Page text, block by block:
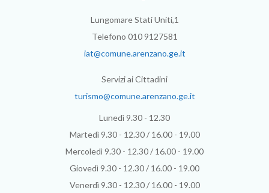
Lungomare Stati Uniti,1
Telefono 010 9127581
iat@comune.arenzano.ge.it
Servizi ai Cittadini
turismo@comune.arenzano.ge.it
Lunedì 9.30 - 12.30
Martedì 9.30 - 12.30 / 16.00 - 19.00
Mercoledì 9.30 - 12.30 / 16.00 - 19.00
Giovedì 9.30 - 12.30 / 16.00 - 19.00
Venerdì 9.30 - 12.30 / 16.00 - 19.00